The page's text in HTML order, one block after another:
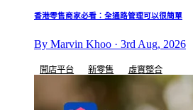
香港零售商家必看：全通路管理可以很簡單
By Marvin Khoo · 3rd Aug, 2026
開店平台 新零售 虛實整合